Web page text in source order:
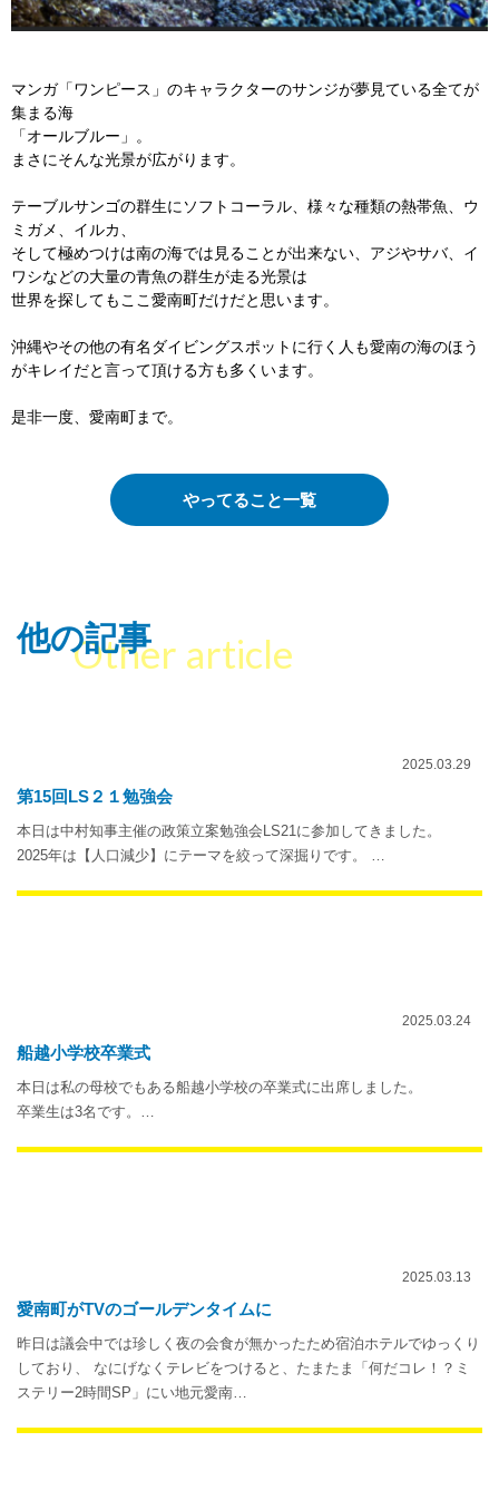
マンガ「ワンピース」のキャラクターのサンジが夢見ている全てが
集まる海
「オールブルー」。
まさにそんな光景が広がります。
テーブルサンゴの群生にソフトコーラル、様々な種類の熱帯魚、ウ
ミガメ、イルカ、
そして極めつけは南の海では見ることが出来ない、アジやサバ、イ
ワシなどの大量の青魚の群生が走る光景は
世界を探してもここ愛南町だけだと思います。
沖縄やその他の有名ダイビングスポットに行く人も愛南の海のほう
がキレイだと言って頂ける方も多くいます。
是非一度、愛南町まで。
やってること一覧
他の記事
Other article
2025.03.29
第15回LS２１勉強会
本日は中村知事主催の政策立案勉強会LS21に参加してきました。
2025年は【人口減少】にテーマを絞って深掘りです。 …
2025.03.24
船越小学校卒業式
本日は私の母校でもある船越小学校の卒業式に出席しました。
卒業生は3名です。…
2025.03.13
愛南町がTVのゴールデンタイムに
昨日は議会中では珍しく夜の会食が無かったため宿泊ホテルでゆっくり
しており、 なにげなくテレビをつけると、たまたま「何だコレ！？ミ
ステリー2時間SP」にい地元愛南…